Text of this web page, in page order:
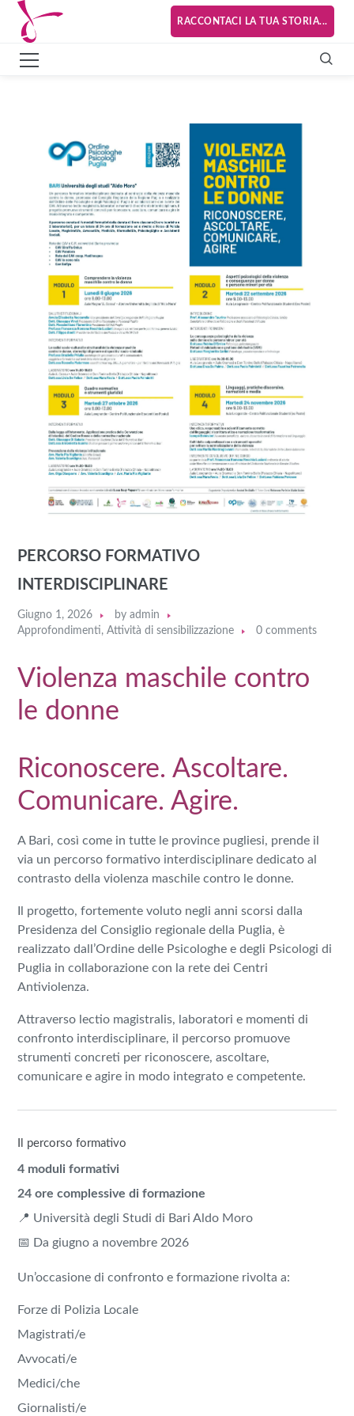
RACCONTACI LA TUA STORIA...
PERCORSO FORMATIVO
INTERDISCIPLINARE
Giugno 1, 2026 byadmin
Approfondimenti,Attività di sensibilizzazione 0 comments
Violenza maschile contro
le donne
Riconoscere. Ascoltare.
Comunicare. Agire.
A Bari, così come in tutte le province pugliesi, prende il
via un percorso formativo interdisciplinare dedicato al
contrasto della violenza maschile contro le donne.
Il progetto, fortemente voluto negli anni scorsi dalla
Presidenza del Consiglio regionale della Puglia, è
realizzato dall’Ordine delle Psicologhe e degli Psicologi di
Puglia in collaborazione con la rete dei Centri
Antiviolenza.
Attraverso lectio magistralis, laboratori e momenti di
confronto interdisciplinare, il percorso promuove
strumenti concreti per riconoscere, ascoltare,
comunicare e agire in modo integrato e competente.
Il percorso formativo
4 moduli formativi
24 ore complessive di formazione
📍 Università degli Studi di Bari Aldo Moro
📅 Da giugno a novembre 2026
Un’occasione di confronto e formazione rivolta a:
Forze di Polizia Locale
Magistrati/e
Avvocati/e
Medici/che
Giornalisti/e